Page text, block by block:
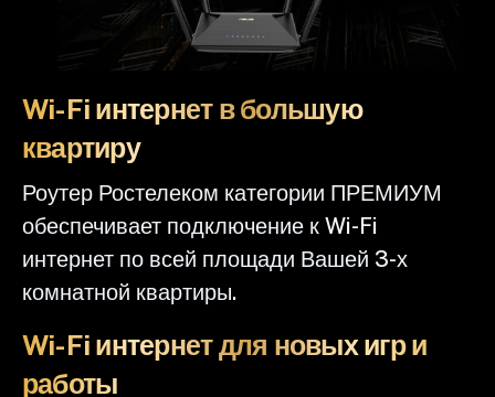
Wi-Fi интернет в большую
квартиру
Роутер Ростелеком категории ПРЕМИУМ
обеспечивает подключение к Wi-Fi
интернет по всей площади Вашей 3-х
комнатной квартиры.
Wi-Fi интернет для новых игр и
работы